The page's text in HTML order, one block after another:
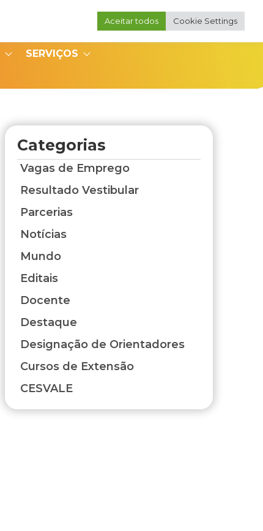
Portal do Coordenador
SERVIÇOS
Categorias
Vagas de Emprego
Resultado Vestibular
Parcerias
Notícias
Mundo
Editais
Docente
Destaque
Designação de Orientadores
Cursos de Extensão
CESVALE
Aceitar todos Cookie Settings